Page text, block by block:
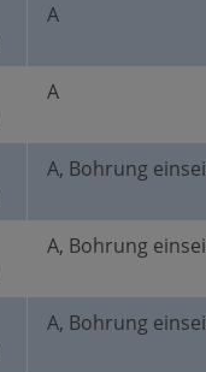
A
A
A, Bohrung
A, Bohrung
A, Bohrung